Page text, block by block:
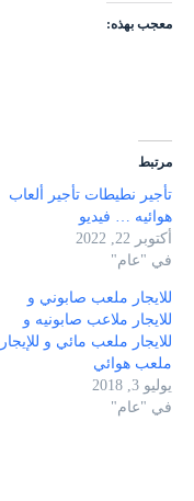
معجب بهذه:
مرتبط
تأجير نطيطات تأجير ألعاب
هوائيه … فيديو
أكتوبر 22, 2022
في "عام"
للايجار ملعب صابوني و
للايجار ملاعب صابونيه و
للايجار ملعب مائي و للإيجار
ملعب هوائي
يوليو 3, 2018
في "عام"